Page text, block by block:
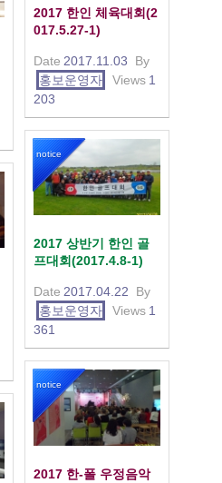
2017 한인 체육대회(2
017.5.27-1)
Date 2017.11.03
By
홍보운영자
Views 1
203
notice
2017 상반기 한인 골
프대회(2017.4.8-1)
Date 2017.04.22
By
홍보운영자
Views 1
361
notice
2017 한-폴 우정음악